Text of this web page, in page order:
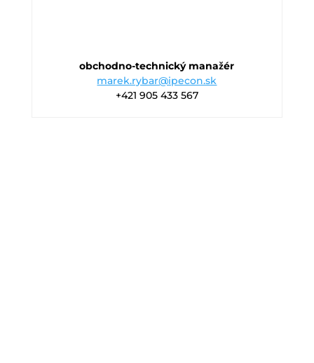
obchodno-technický manažér
marek.rybar@ipecon.sk
+421 905 433 567